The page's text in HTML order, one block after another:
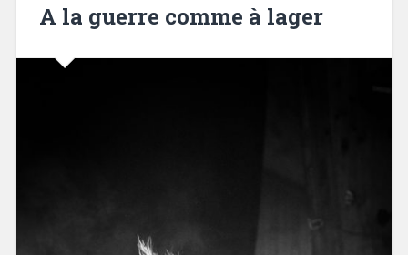
A la guerre comme à lager